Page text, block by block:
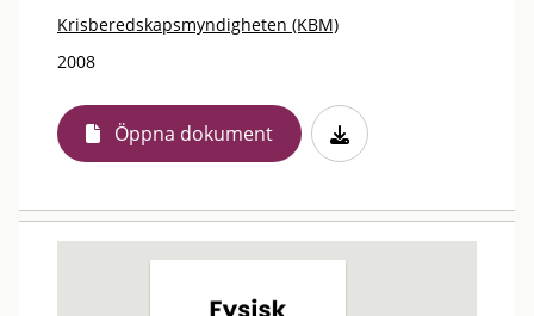
Krisberedskapsmyndigheten (KBM)
2008
Öppna dokument